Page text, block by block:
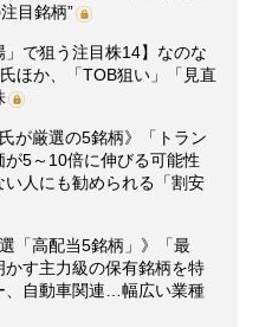
目銘柄”
」で狙う注目株14】なのな
ほか、「TOB狙い」「見直
が厳選の5銘柄》「トラン
5～10倍に伸びる可能性
人にも勧められる「割安
「高配当5銘柄」》「最
す主力級の保有銘柄を特
自動車関連…幅広い業種